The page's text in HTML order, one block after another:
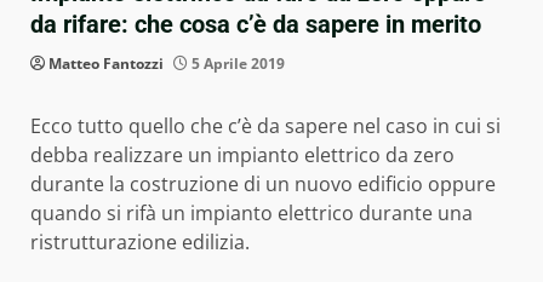
da rifare: che cosa c’è da sapere in merito
Matteo Fantozzi 5 Aprile 2019
Ecco tutto quello che c’è da sapere nel caso in cui si
debba realizzare un impianto elettrico da zero
durante la costruzione di un nuovo edificio oppure
quando si rifà un impianto elettrico durante una
ristrutturazione edilizia.